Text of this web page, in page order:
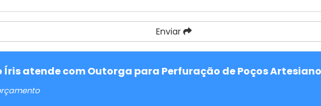
Enviar
Íris atende com Outorga para Perfuração de Poços